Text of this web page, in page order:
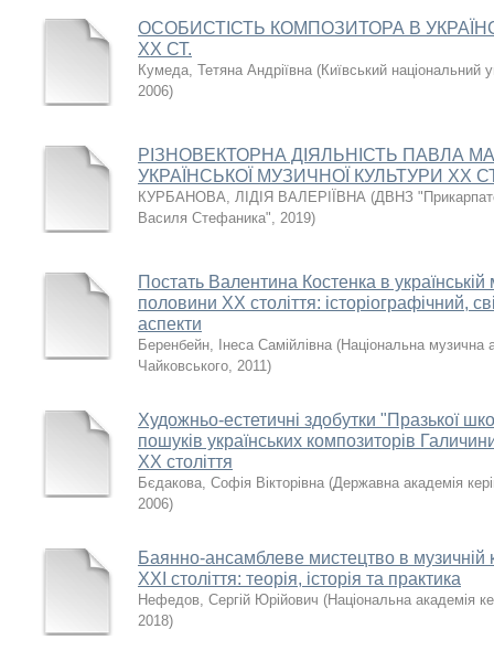
ОСОБИСТІСТЬ КОМПОЗИТОРА В
ХХ СТ.
Кумеда, Тетяна Андріївна (Київський національний
2006)
РІЗНОВЕКТОРНА ДІЯЛЬНІСТЬ ПАВЛА
УКРАЇНСЬКОЇ МУЗИЧНОЇ КУЛЬТУРИ ХХ
КУРБАНОВА, ЛІДІЯ ВАЛЕРІЇВНА (ДВНЗ
Василя Стефаника", 2019)
Постать Валентина Костенка в українській
половини XX століття: історіографічний,
аспекти
Беренбейн, Інеса Самійлівна (Національна музична
Чайковського, 2011)
Художньо-естетичні здобутки "Празької
пошуків українських композиторів
ХХ століття
Бєдакова, Софія Вікторівна (Державна академія
2006)
Баянно-ансамблеве мистецтво в музичній
XXI століття: теорія, історія та практика
Нефедов, Сергій Юрійович (Національна академія
2018)